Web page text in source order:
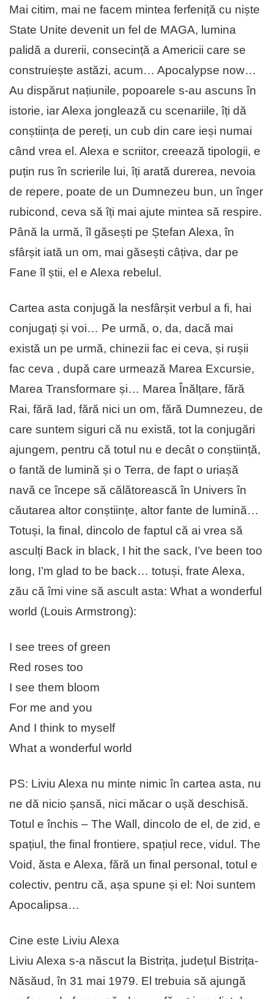
Mai citim, mai ne facem mintea ferfeniță cu niște
State Unite devenit un fel de MAGA, lumina
palidă a durerii, consecință a Americii care se
construiește astăzi, acum… Apocalypse now…
Au dispărut națiunile, popoarele s-au ascuns în
istorie, iar Alexa jonglează cu scenariile, îți dă
conștiința de pereți, un cub din care ieși numai
când vrea el. Alexa e scriitor, creează tipologii, e
puțin rus în scrierile lui, îți arată durerea, nevoia
de repere, poate de un Dumnezeu bun, un înger
rubicond, ceva să îți mai ajute mintea să respire.
Până la urmă, îl găsești pe Ștefan Alexa, în
sfârșit iată un om, mai găsești câțiva, dar pe
Fane îl știi, el e Alexa rebelul.
Cartea asta conjugă la nesfârșit verbul a fi, hai
conjugați și voi… Pe urmă, o, da, dacă mai
există un pe urmă, chinezii fac ei ceva, și rușii
fac ceva , după care urmează Marea Excursie,
Marea Transformare și… Marea Înălțare, fără
Rai, fără Iad, fără nici un om, fără Dumnezeu, de
care suntem siguri că nu există, tot la conjugări
ajungem, pentru că totul nu e decât o conștiință,
o fantă de lumină și o Terra, de fapt o uriașă
navă ce începe să călătorească în Univers în
căutarea altor conștiințe, altor fante de lumină…
Totuși, la final, dincolo de faptul că ai vrea să
asculți Back in black, I hit the sack, I’ve been too
long, I’m glad to be back… totuși, frate Alexa,
zău că îmi vine să ascult asta: What a wonderful
world (Louis Armstrong):
I see trees of green
Red roses too
I see them bloom
For me and you
And I think to myself
What a wonderful world
PS: Liviu Alexa nu minte nimic în cartea asta, nu
ne dă nicio șansă, nici măcar o ușă deschisă.
Totul e închis – The Wall, dincolo de el, de zid, e
spațiul, the final frontiere, spațiul rece, vidul. The
Void, ăsta e Alexa, fără un final personal, totul e
colectiv, pentru că, așa spune și el: Noi suntem
Apocalipsa…
Cine este Liviu Alexa
Liviu Alexa s-a născut la Bistrița, județul Bistrița-
Năsăud, în 31 mai 1979. El trebuia să ajungă